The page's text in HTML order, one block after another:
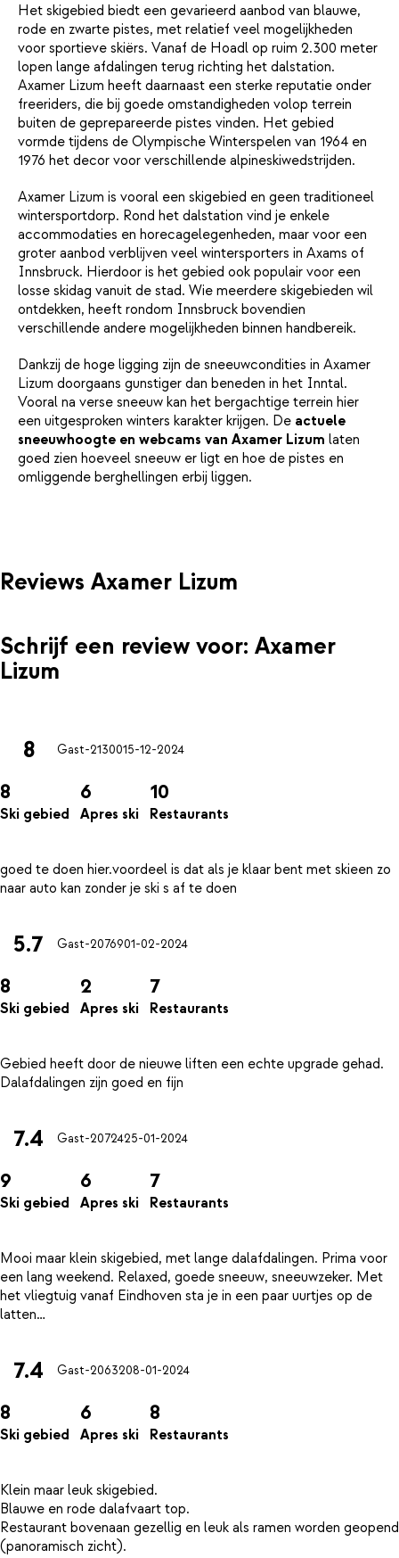
Het skigebied biedt een gevarieerd aanbod van blauwe,
rode en zwarte pistes, met relatief veel mogelijkheden
voor sportieve skiërs. Vanaf de Hoadl op ruim 2.300 meter
lopen lange afdalingen terug richting het dalstation.
Axamer Lizum heeft daarnaast een sterke reputatie onder
freeriders, die bij goede omstandigheden volop terrein
buiten de geprepareerde pistes vinden. Het gebied
vormde tijdens de Olympische Winterspelen van 1964 en
1976 het decor voor verschillende alpineskiwedstrijden.
Axamer Lizum is vooral een skigebied en geen traditioneel
wintersportdorp. Rond het dalstation vind je enkele
accommodaties en horecagelegenheden, maar voor een
groter aanbod verblijven veel wintersporters in Axams of
Innsbruck. Hierdoor is het gebied ook populair voor een
losse skidag vanuit de stad. Wie meerdere skigebieden wil
ontdekken, heeft rondom Innsbruck bovendien
verschillende andere mogelijkheden binnen handbereik.
Dankzij de hoge ligging zijn de sneeuwcondities in Axamer
Lizum doorgaans gunstiger dan beneden in het Inntal.
Vooral na verse sneeuw kan het bergachtige terrein hier
een uitgesproken winters karakter krijgen. De actuele
sneeuwhoogte en webcams van Axamer Lizum laten
goed zien hoeveel sneeuw er ligt en hoe de pistes en
omliggende berghellingen erbij liggen.
Reviews Axamer Lizum
Schrijf een review voor: Axamer
Lizum
8 Gast-2130015-12-2024
8
Ski gebied
6
Apres ski
10
Restaurants
goed te doen hier.voordeel is dat als je klaar bent met skieen zo
5.7 Gast-2076901-02-2024
8
Ski gebied
2
Apres ski
7
Restaurants
Gebied heeft door de nieuwe liften een echte upgrade gehad.
7.4 Gast-2072425-01-2024
9
Ski gebied
6
Apres ski
7
Restaurants
Mooi maar klein skigebied, met lange dalafdalingen. Prima voor
een lang weekend. Relaxed, goede sneeuw, sneeuwzeker. Met
het vliegtuig vanaf Eindhoven sta je in een paar uurtjes op de
7.4 Gast-2063208-01-2024
8
Ski gebied
6
Apres ski
8
Restaurants
Klein maar leuk skigebied.
Blauwe en rode dalafvaart top.
Restaurant bovenaan gezellig en leuk als ramen worden geopend